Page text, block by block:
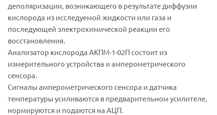
деполяризации, возникающего в результате диффузии
кислорода из исследуемой жидкости или газа и
последующей электрохимической реакции его
восстановления.
Анализатор кислорода АКПМ-1-02П состоит из
измерительного устройства и амперометрического
сенсора.
Сигналы амперометрического сенсора и датчика
температуры усиливаются в предварительном усилителе,
нормируются и подаются на АЦП.